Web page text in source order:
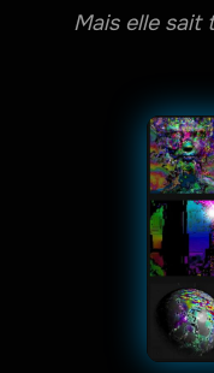
Mais elle sait